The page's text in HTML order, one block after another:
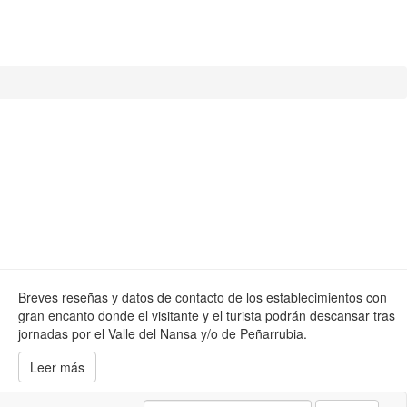
Breves reseñas y datos de contacto de los establecimientos con
gran encanto donde el visitante y el turista podrán descansar tras
jornadas por el Valle del Nansa y/o de Peñarrubia.
Leer más